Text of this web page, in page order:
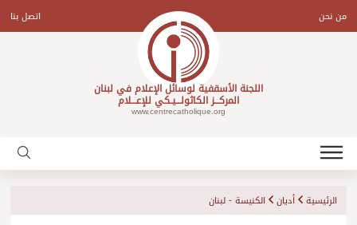
contentمن نحن اتصل بنا
اللجنة الأسقفية لوسائل الإعلام في لبنان
المركـــز الكاثولـــيـكي للإعـــلام
www.centrecatholique.org
الرئيسية أديان الكنيسة - لبنان